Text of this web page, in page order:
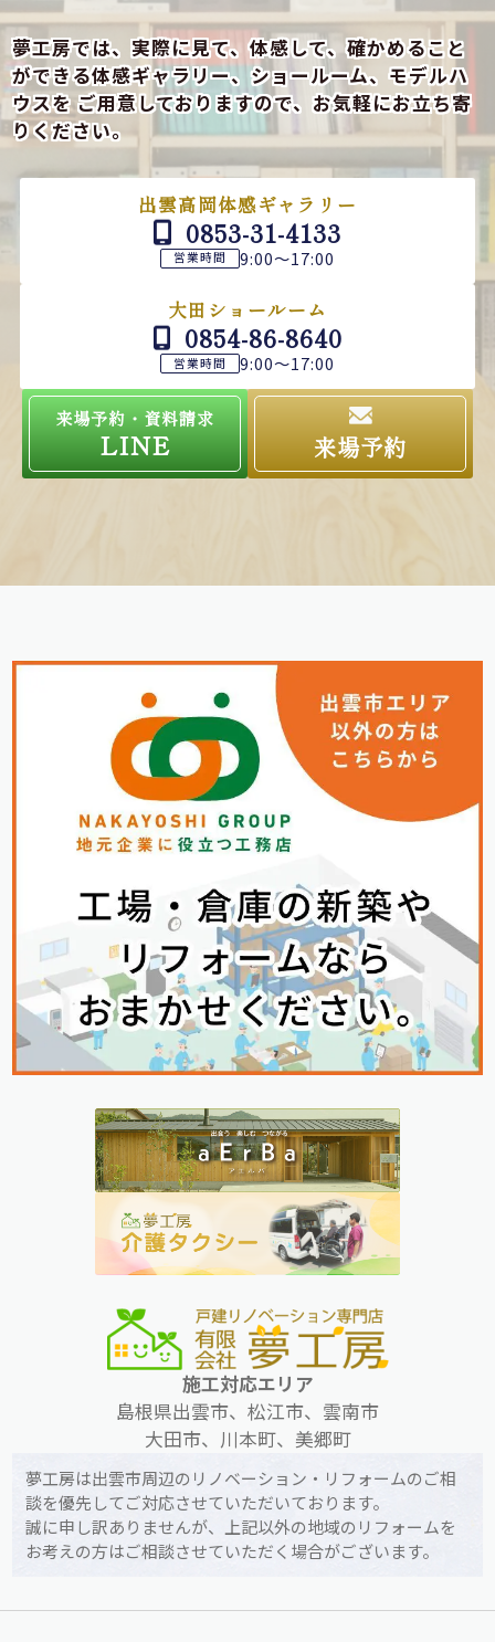
夢工房では、実際に見て、体感して、確かめること
ができる体感ギャラリー、ショールーム、モデルハ
ウスをご用意しておりますので、お気軽にお立ち寄
りください。
出雲高岡体感ギャラリー
0853-31-4133
営業時間 9:00～17:00
大田ショールーム
0854-86-8640
営業時間 9:00～17:00
来場予約・資料請求
LINE 来場予約
施工対応エリア
島根県出雲市、松江市、雲南市
大田市、川本町、美郷町
夢工房は出雲市周辺のリノベーション・リフォームのご相
談を優先してご対応させていただいております。
誠に申し訳ありませんが、上記以外の地域のリフォームを
お考えの方はご相談させていただく場合がございます。